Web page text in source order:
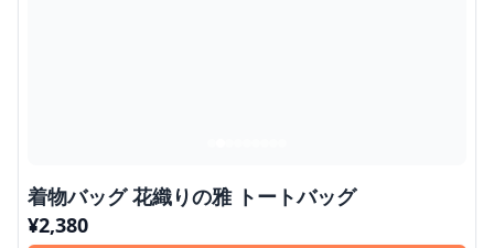
着物バッグ 花織りの雅 トートバッグ
¥2,380